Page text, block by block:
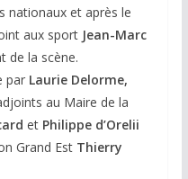
nationaux et après le
aux sport Jean-Marc
de la scène.
par Laurie Delorme,
au Maire de la
etPhilippe d’Orelii
Grand Est Thierry